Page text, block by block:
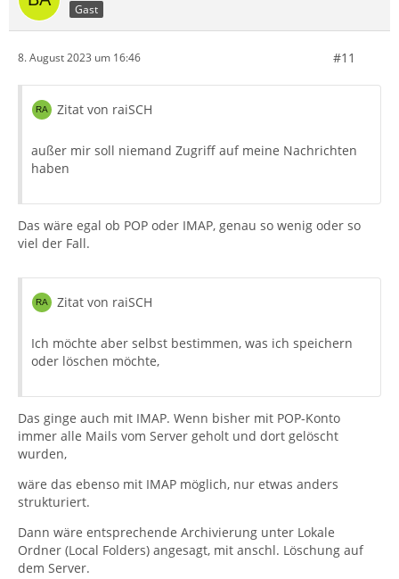
Gast
8. August 2023 um 16:46 #11
Zitat von raiSCH
außer mir soll niemand Zugriff auf meine Nachrichten
haben
Das wäre egal ob POP oder IMAP, genau so wenig oder so
viel der Fall.
Zitat von raiSCH
Ich möchte aber selbst bestimmen, was ich speichern
oder löschen möchte,
Das ginge auch mit IMAP. Wenn bisher mit POP-Konto
immer alle Mails vom Server geholt und dort gelöscht
wurden,
wäre das ebenso mit IMAP möglich, nur etwas anders
strukturiert.
Dann wäre entsprechende Archivierung unter Lokale
Ordner (Local Folders) angesagt, mit anschl. Löschung auf
dem Server.